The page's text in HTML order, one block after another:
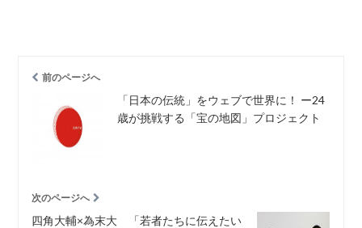
前のページへ
「日本の伝統」をウェブで世界に！ ー24
歳が挑戦する「宝の地図」プロジェクト
次のページへ
四角大輔×為末大 「若者たちに伝えたい